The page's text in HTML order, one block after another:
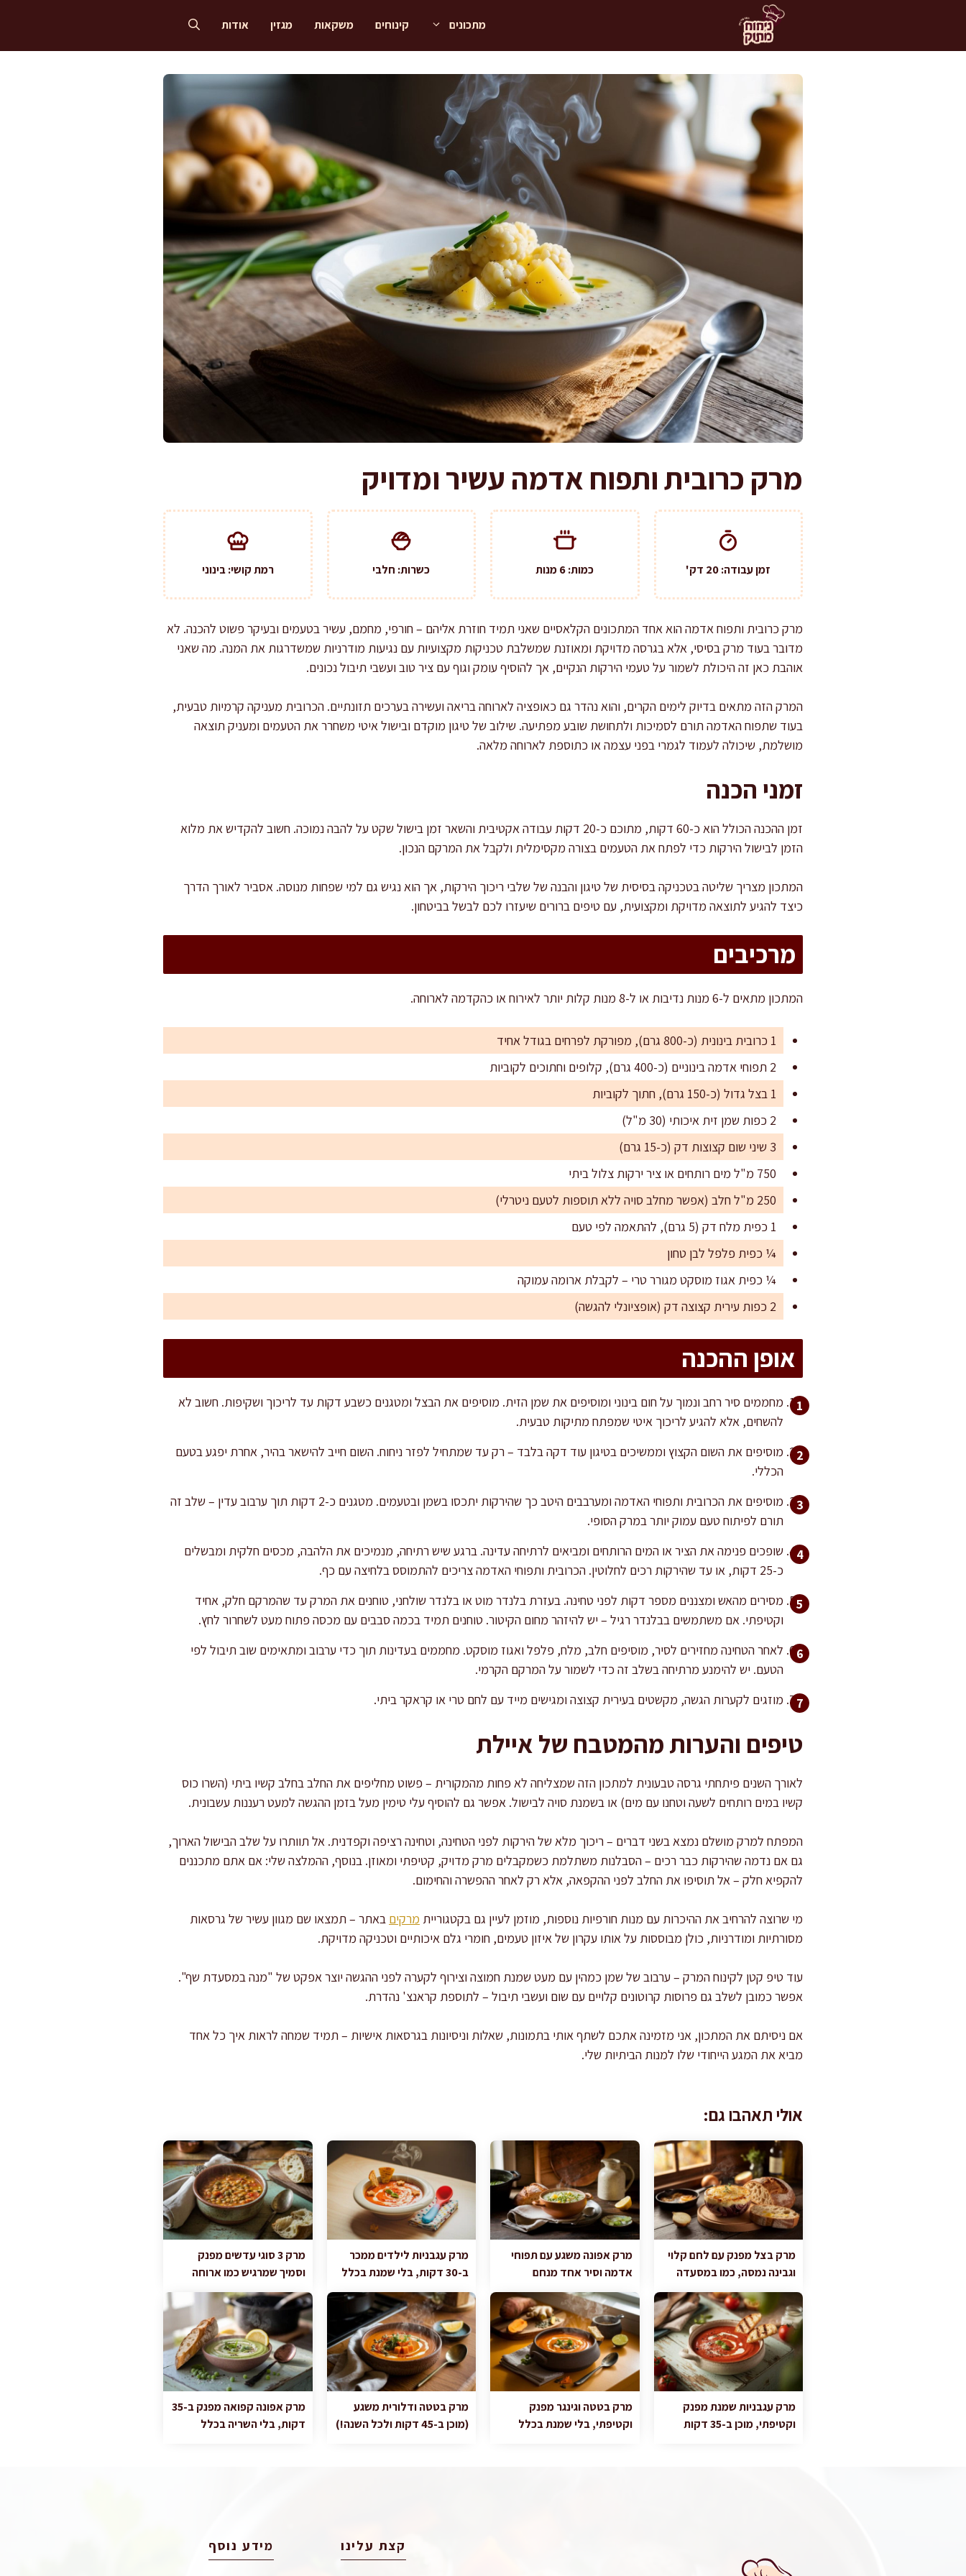
מתכונים קינוחים משקאות מגזין אודות
מרק כרובית ותפוח אדמה עשיר ומדויק
זמן עבודה: 20 דק' כמות: 6 מנות כשרות: חלבי רמת קושי: בינוני
מרק כרובית ותפוח אדמה הוא אחד המתכונים הקלאסיים שאני תמיד חוזרת אליהם – חורפי, מחמם, עשיר בטעמים ובעיקר פשוט להכנה. לא
מדובר בעוד מרק בסיסי, אלא בגרסה מדויקת ומאוזנת שמשלבת טכניקות מקצועיות עם נגיעות מודרניות שמשדרגות את המנה. מה שאני
אוהבת כאן זה היכולת לשמור על טעמי הירקות הנקיים, אך להוסיף עומק וגוף עם ציר טוב ועשבי תיבול נכונים.
המרק הזה מתאים בדיוק לימים הקרים, והוא נהדר גם כאופציה לארוחה בריאה ועשירה בערכים תזונתיים. הכרובית מעניקה קרמיות טבעית,
בעוד שתפוח האדמה תורם לסמיכות ולתחושת שובע מפתיעה. שילוב של טיגון מוקדם ובישול איטי משחרר את הטעמים ומעניק תוצאה
מושלמת, שיכולה לעמוד לגמרי בפני עצמה או כתוספת לארוחה מלאה.
זמני הכנה
זמן ההכנה הכולל הוא כ-60 דקות, מתוכם כ-20 דקות עבודה אקטיבית והשאר זמן בישול שקט על להבה נמוכה. חשוב להקדיש את מלוא
הזמן לבישול הירקות כדי לפתח את הטעמים בצורה מקסימלית ולקבל את המרקם הנכון.
המתכון מצריך שליטה בטכניקה בסיסית של טיגון והבנה של שלבי ריכוך הירקות, אך הוא נגיש גם למי שפחות מנוסה. אסביר לאורך הדרך
כיצד להגיע לתוצאה מדויקת ומקצועית, עם טיפים ברורים שיעזרו לכם לבשל בביטחון.
מרכיבים
המתכון מתאים ל-6 מנות נדיבות או ל-8 מנות קלות יותר לאירוח או כהקדמה לארוחה.
1 כרובית בינונית (כ-800 גרם), מפורקת לפרחים בגודל אחיד
2 תפוחי אדמה בינוניים (כ-400 גרם), קלופים וחתוכים לקוביות
1 בצל גדול (כ-150 גרם), חתוך לקוביות
2 כפות שמן זית איכותי (30 מ"ל)
3 שיני שום קצוצות דק (כ-15 גרם)
750 מ"ל מים רותחים או ציר ירקות צלול ביתי
250 מ"ל חלב (אפשר מחלב סויה ללא תוספות לטעם ניטרלי)
1 כפית מלח דק (5 גרם), להתאמה לפי טעם
¼ כפית פלפל לבן טחון
¼ כפית אגוז מוסקט מגורר טרי – לקבלת ארומה עמוקה
2 כפות עירית קצוצה דק (אופציונלי להגשה)
אופן ההכנה
מחממים סיר רחב ונמוך על חום בינוני ומוסיפים את שמן הזית. מוסיפים את הבצל ומטגנים כשבע דקות עד לריכוך ושקיפות. חשוב לא
להשחים, אלא להגיע לריכוך איטי שמפתח מתיקות טבעית.
מוסיפים את השום הקצוץ וממשיכים בטיגון עוד דקה בלבד – רק עד שמתחיל לפזר ניחוח. השום חייב להישאר בהיר, אחרת יפגע בטעם
הכללי.
מוסיפים את הכרובית ותפוחי האדמה ומערבבים היטב כך שהירקות יתכסו בשמן ובטעמים. מטגנים כ-2 דקות תוך ערבוב עדין – שלב זה
תורם לפיתוח טעם עמוק יותר במרק הסופי.
שופכים פנימה את הציר או המים הרותחים ומביאים לרתיחה עדינה. ברגע שיש רתיחה, מנמיכים את הלהבה, מכסים חלקית ומבשלים
כ-25 דקות, או עד שהירקות רכים לחלוטין. הכרובית ותפוחי האדמה צריכים להתמוסס בלחיצה עם כף.
מסירים מהאש ומצננים מספר דקות לפני טחינה. בעזרת בלנדר מוט או בלנדר שולחני, טוחנים את המרק עד שהמרקם חלק, אחיד
וקטיפתי. אם משתמשים בבלנדר רגיל – יש להיזהר מחום הקיטור. טוחנים תמיד בכמה סבבים עם מכסה פתוח מעט לשחרור לחץ.
לאחר הטחינה מחזירים לסיר, מוסיפים חלב, מלח, פלפל ואגוז מוסקט. מחממים בעדינות תוך כדי ערבוב ומתאימים שוב תיבול לפי
הטעם. יש להימנע מרתיחה בשלב זה כדי לשמור על המרקם הקרמי.
מוזגים לקערות הגשה, מקשטים בעירית קצוצה ומגישים מייד עם לחם טרי או קראקר ביתי.
טיפים והערות מהמטבח של איילת
לאורך השנים פיתחתי גרסה טבעונית למתכון הזה שמצליחה לא פחות מהמקורית – פשוט מחליפים את החלב בחלב קשיו ביתי (השרו כוס
קשיו במים רותחים לשעה וטחנו עם מים) או בשמנת סויה לבישול. אפשר גם להוסיף עלי טימין מעל בזמן ההגשה למעט רעננות עשבונית.
המפתח למרק מושלם נמצא בשני דברים – ריכוך מלא של הירקות לפני הטחינה, וטחינה רציפה וקפדנית. אל תוותרו על שלב הבישול הארוך,
גם אם נדמה שהירקות כבר רכים – הסבלנות משתלמת כשמקבלים מרק מדויק, קטיפתי ומאוזן. בנוסף, ההמלצה שלי: אם אתם מתכננים
להקפיא חלק – אל תוסיפו את החלב לפני ההקפאה, אלא רק לאחר ההפשרה והחימום.
מי שרוצה להרחיב את ההיכרות עם מנות חורפיות נוספות, מוזמן לעיין גם בקטגוריית מרקים באתר – תמצאו שם מגוון עשיר של גרסאות
מסורתיות ומודרניות, כולן מבוססות על אותו עקרון של איזון טעמים, חומרי גלם איכותיים וטכניקה מדויקת.
עוד טיפ קטן לקינוח המרק – ערבוב של שמן כמהין עם מעט שמנת חמוצה וצירוף לקערה לפני ההגשה יוצר אפקט של "מנה במסעדת שף".
אפשר כמובן לשלב גם פרוסות קרוטונים קלויים עם שום ועשבי תיבול – לתוספת קראנצ' נהדרת.
אם ניסיתם את המתכון, אני מזמינה אתכם לשתף אותי בתמונות, שאלות וניסיונות בגרסאות אישיות – תמיד שמחה לראות איך כל אחד
מביא את המגע הייחודי שלו למנות הביתיות שלי.
אולי תאהבו גם:
מרק בצל מפנק עם לחם קלוי
וגבינה נמסה, כמו במסעדה
מרק אפונה משגע עם תפוחי
אדמה וסיר אחד מנחם
מרק עגבניות לילדים ממכר
ב-30 דקות, בלי שמנת בכלל
מרק 3 סוגי עדשים מפנק
וסמיך שמרגיש כמו ארוחה
מרק עגבניות שמנת מפנק
וקטיפתי, מוכן ב-35 דקות
מרק בטטה וגינגר מפנק
וקטיפתי, בלי שמנת בכלל
מרק בטטה ודלורית משגע
(מוכן ב-45 דקות ולכל השנה!)
מרק אפונה קפואה מפנק ב-35
דקות, בלי השריה בכלל
קצת עלינו מידע נוסף